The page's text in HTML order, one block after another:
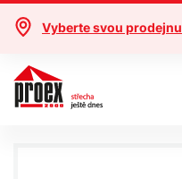
Vyberte svou prodejnu